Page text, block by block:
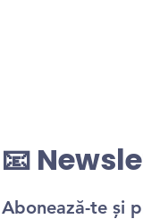
📧
Abonează-te și